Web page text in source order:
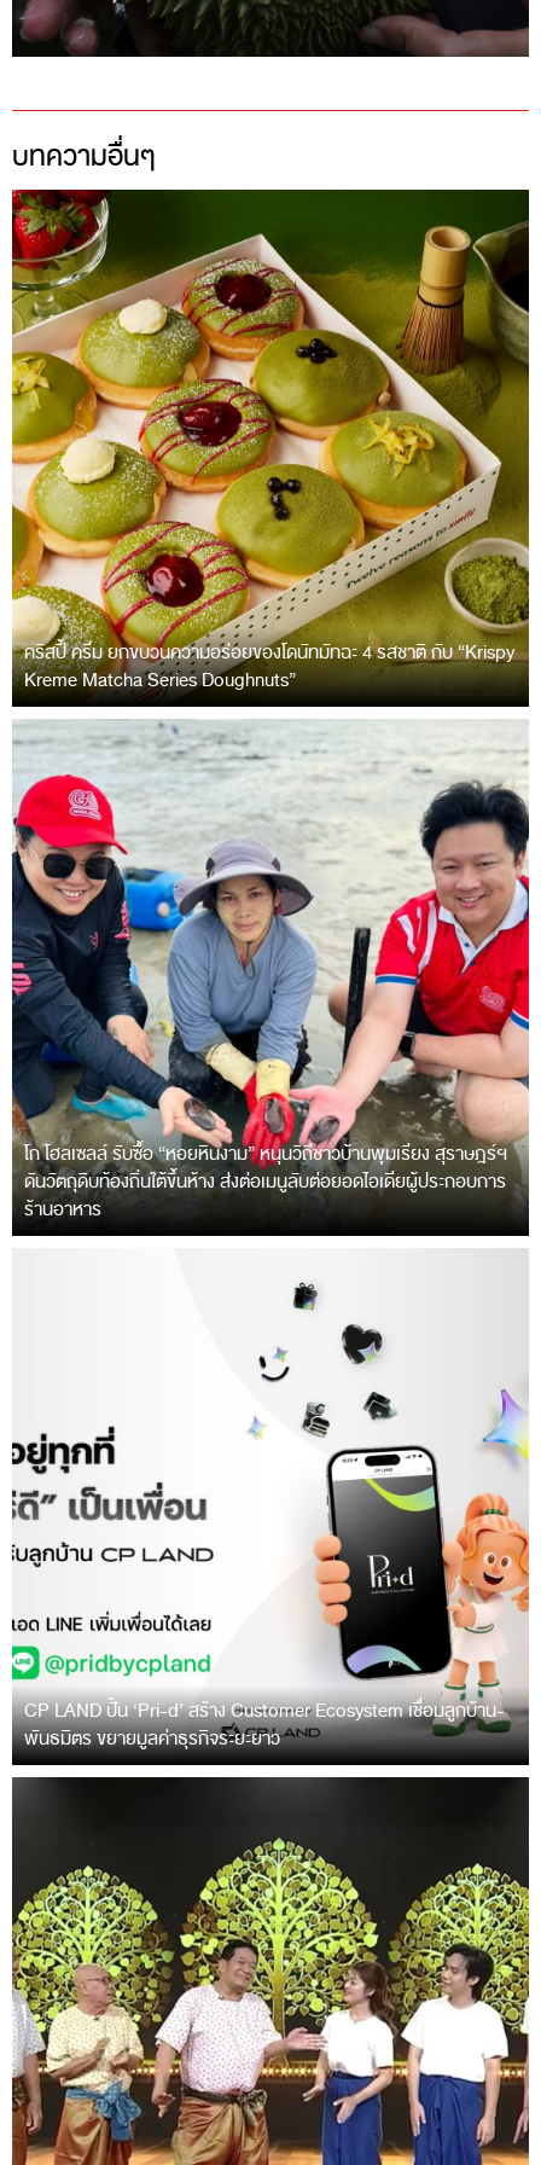
บทความอื่นๆ
คริสปี้ ครีม ยกขบวนความอร่อยของโดนัทมัทฉะ 4 รสชาติ กับ “Krispy
Kreme Matcha Series Doughnuts”
โก โฮลเซลล์ รับซื้อ “หอยหินงาม” หนุนวิถีชาวบ้านพุมเรียง สุราษฎร์ฯ
ดันวัตถุดิบท้องถิ่นใต้ขึ้นห้าง ส่งต่อเมนูลับต่อยอดไอเดียผู้ประกอบการ
ร้านอาหาร
CP LAND ปั้น ‘Pri-d’ สร้าง Customer Ecosystem เชื่อมลูกบ้าน-
พันธมิตร ขยายมูลค่าธุรกิจระยะยาว